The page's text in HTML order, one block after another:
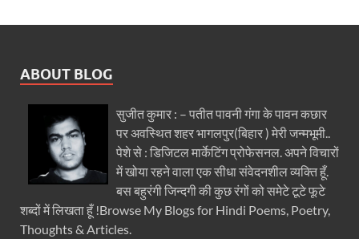
ABOUT BLOG
सुजीत कुमार : – पतीत पावनी गंगा के पावन कछार
पर अवस्थित शहर भागलपुर(बिहार ) मेरी जन्मभूमी..
पेशे से : डिजिटल मार्केटिंग प्रोफेसनल. अपने विचारों
में खोया रहने वाला एक सीधा संवेदनशील व्यक्ति हूँ.
बस बहुरंगी जिन्दगी की कुछ रंगों को समेटे टूटे फूटे
शब्दों में लिखता हूँ !Browse My Blogs for Hindi Poems, Poetry,
Thoughts & Articles.